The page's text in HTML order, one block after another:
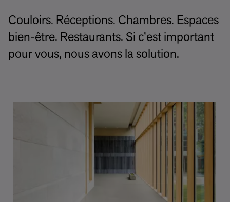
Couloirs. Réceptions. Chambres. Espaces
bien-être. Restaurants. Si c’est important
pour vous, nous avons la solution.